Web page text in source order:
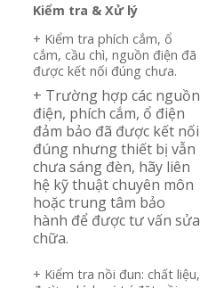
Kiểm tra & Xử lý
+ Kiểm tra phích cắm, ổ
cắm, cầu chì, nguồn điện đã
được kết nối đúng chưa.
+ Trường hợp các nguồn
điện, phích cắm, ổ điện
đảm bảo đã được kết nối
đúng nhưng thiết bị vẫn
chưa sáng đèn, hãy liên
hệ kỹ thuật chuyên môn
hoặc trung tâm bảo
hành để được tư vấn sửa
chữa.
+ Kiểm tra nồi đun: chất liệu,